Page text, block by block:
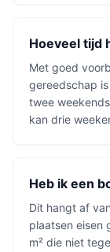
Hoeveel tijd
Met goed
gereedschap
twee
kan drie
Heb ik een
Dit hangt af
plaatsen eisen
m² die niet